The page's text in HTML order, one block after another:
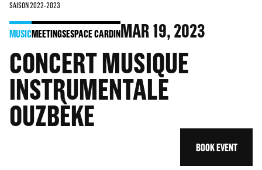
SAISON 2022-2023
MUSICMEETINGSESPACE CARDINMAR19, 2023
CONCERT MUSIQUE
INSTRUMENTALE
OUZBÈKE
BOOK EVENT